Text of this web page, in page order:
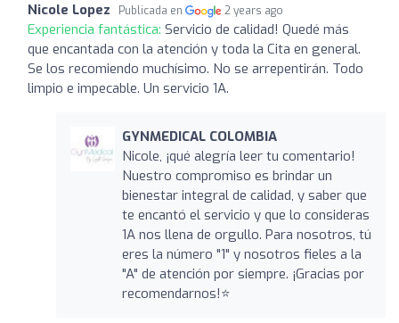
Nicole Lopez Publicada en 2 years ago
Experiencia fantástica: Servicio de calidad! Quedé más
que encantada con la atención y toda la Cita en general.
Se los recomiendo muchísimo. No se arrepentirán. Todo
limpio e impecable. Un servicio 1A.
GYNMEDICAL COLOMBIA
Nicole, ¡qué alegría leer tu comentario!
Nuestro compromiso es brindar un
bienestar integral de calidad, y saber que
te encantó el servicio y que lo consideras
1A nos llena de orgullo. Para nosotros, tú
eres la número "1" y nosotros fieles a la
"A" de atención por siempre. ¡Gracias por
recomendarnos!⭐